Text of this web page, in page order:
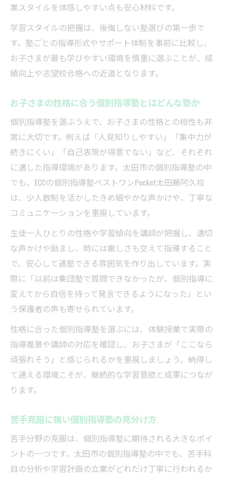
業スタイルを体感しやすい点も安心材料です。
学習スタイルの把握は、後悔しない塾選びの第一歩で
す。塾ごとの指導形式やサポート体制を事前に比較し、
お子さまが最も学びやすい環境を慎重に選ぶことが、成
績向上や志望校合格への近道となります。
お子さまの性格に合う個別指導塾とはどんな塾か
個別指導塾を選ぶうえで、お子さまの性格との相性も非
常に大切です。例えば「人見知りしやすい」「集中力が
続きにくい」「自己表現が得意でない」など、それぞれ
に適した指導環境があります。太田市の個別指導塾の中
でも、ECCの個別指導塾ベストワンPocket太田藤阿久校
は、少人数制を活かしたきめ細やかな声かけや、丁寧な
コミュニケーションを重視しています。
生徒一人ひとりの性格や学習傾向を講師が把握し、適切
な声かけや励まし、時には厳しさも交えて指導すること
で、安心して通塾できる雰囲気を作り出しています。実
際に「以前は集団塾で質問できなかったが、個別指導に
変えてから自信を持って発言できるようになった」とい
う保護者の声も寄せられています。
性格に合った個別指導塾を選ぶには、体験授業で実際の
指導風景や講師の対応を確認し、お子さまが「ここなら
頑張れそう」と感じられるかを重視しましょう。納得し
て通える環境こそが、継続的な学習意欲と成果につなが
ります。
苦手克服に強い個別指導塾の見分け方
苦手分野の克服は、個別指導塾に期待される大きなポイ
ントの一つです。太田市の個別指導塾の中でも、苦手科
目の分析や学習計画の立案がどれだけ丁寧に行われるか